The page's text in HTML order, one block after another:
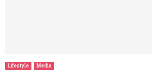
Lifestyle Media